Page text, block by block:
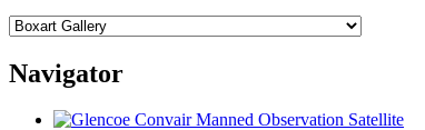
Navigator